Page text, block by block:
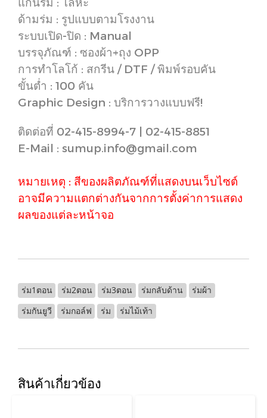
ด้ามร่ม : รูปแบบตามโรงงาน
ระบบเปิด-ปิด : Manual
บรรจุภัณฑ์ : ซองผ้า+ถุง OPP
การทำโลโก้ : สกรีน / DTF / พิมพ์รอบคัน
ขั้นต่ำ : 100 คัน
Graphic Design : บริการวางแบบฟรี!
ติดต่อที่ 02-415-8994-7 | 02-415-8851
E-Mail : sumup.info@gmail.com
หมายเหตุ : สีของผลิตภัณฑ์ที่แสดงบนเว็บไซต์
อาจมีความแตกต่างกันจากการตั้งค่าการแสดง
ผลของแต่ละหน้าจอ
ร่ม1ตอน ร่ม2ตอน ร่ม3ตอน ร่มกลับด้าน
ร่มผ้า
ร่มกันยูวี
ร่มกอล์ฟ ร่ม ร่มไม้เท้า
สินค้าเกี่ยวข้อง